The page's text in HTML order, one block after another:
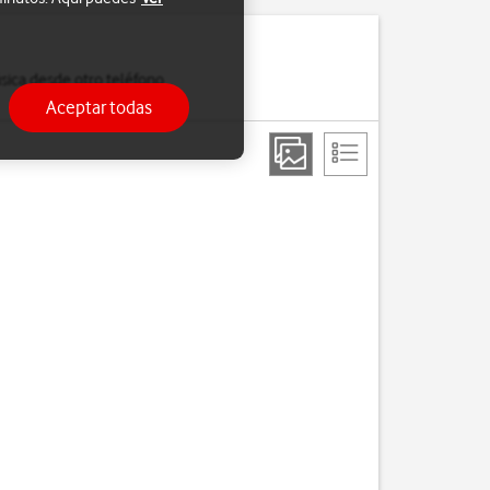
desde otro teléfono
Aceptar todas